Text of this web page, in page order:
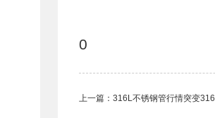
0
上一篇： 316L不锈钢管行情突变